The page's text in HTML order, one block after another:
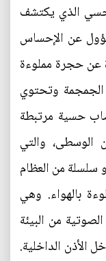
الذي يكتشف
عن الإحساس
عن حجرة مملوءة
وتحتوي
حسية مرتبطة
الوسطى، والتي
من العظام
بالهواء. وهي
من البيئة
الأذن الداخلية.